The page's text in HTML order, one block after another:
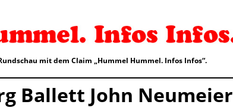
mit dem Claim „Hummel Hummel. Infos Infos“.
Ballett John Neumeier